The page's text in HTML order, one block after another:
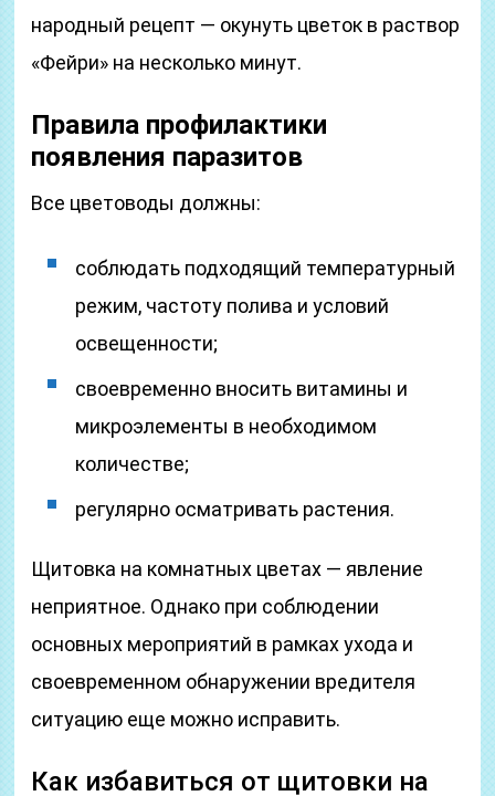
народный рецепт — окунуть цветок в раствор
«Фейри» на несколько минут.
Правила профилактики
появления паразитов
Все цветоводы должны:
соблюдать подходящий температурный
режим, частоту полива и условий
освещенности;
своевременно вносить витамины и
микроэлементы в необходимом
количестве;
регулярно осматривать растения.
Щитовка на комнатных цветах — явление
неприятное. Однако при соблюдении
основных мероприятий в рамках ухода и
своевременном обнаружении вредителя
ситуацию еще можно исправить.
Как избавиться от щитовки на